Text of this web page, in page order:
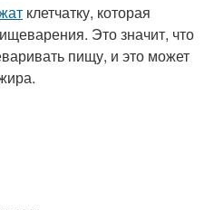
клетчатку, которая
Это значит, что
пищу, и это может